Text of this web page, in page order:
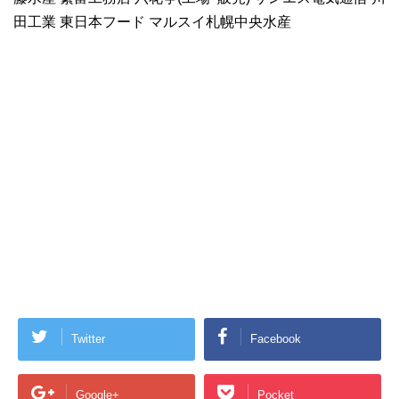
田工業 東日本フード マルスイ札幌中央水産
Twitter Facebook
Google+ Pocket